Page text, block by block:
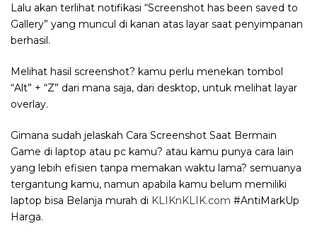
Lalu akan terlihat notifikasi “Screenshot has been saved to
Gallery” yang muncul di kanan atas layar saat penyimpanan
berhasil.
Melihat hasil screenshot? kamu perlu menekan tombol
“Alt” + “Z” dari mana saja, dari desktop, untuk melihat layar
overlay.
Gimana sudah jelaskah Cara Screenshot Saat Bermain
Game di laptop atau pc kamu? atau kamu punya cara lain
yang lebih efisien tanpa memakan waktu lama? semuanya
tergantung kamu, namun apabila kamu belum memiliki
laptop bisa Belanja murah di KLIKnKLIK.com #AntiMarkUp
Harga.